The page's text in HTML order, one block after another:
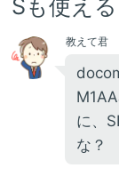
Sも使える
教えて君
に、
な？